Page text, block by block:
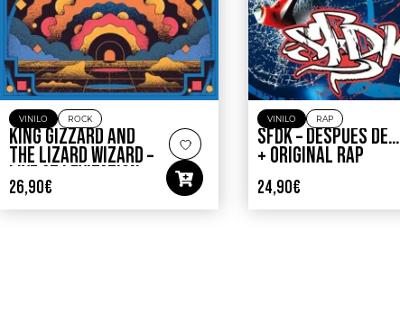
VINILO ROCK
KING GIZZARD AND
THE LIZARD WIZARD –
LIVE AT LEVITATION
2014
26,90€
VINILO RAP
SFDK – DESPUES DE…
+ ORIGINAL RAP
24,90€